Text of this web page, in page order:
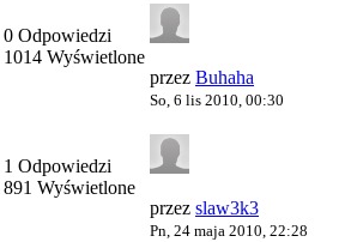
0 Odpowiedzi
1014 Wyświetlone
przez Buhaha
So, 6 lis 2010, 00:30
1 Odpowiedzi
891 Wyświetlone
przez slaw3k3
Pn, 24 maja 2010, 22:28